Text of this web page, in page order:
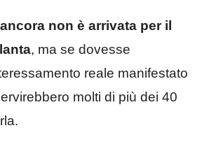
non è arrivata per il
, ma se dovesse
reale manifestato
molti di più dei 40